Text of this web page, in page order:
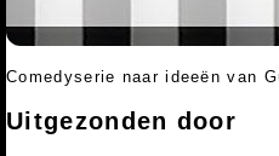
Comedyserie naar ideeën van
Uitgezonden door